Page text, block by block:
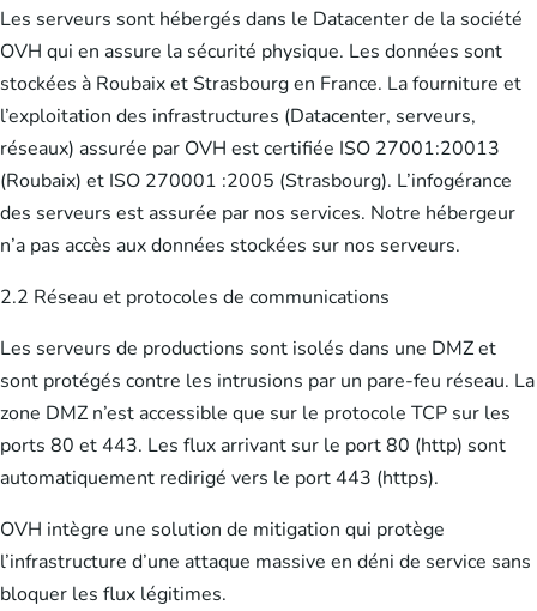
Les serveurs sont hébergés dans le Datacenter de la société
OVH qui en assure la sécurité physique. Les données sont
stockées à Roubaix et Strasbourg en France. La fourniture et
l’exploitation des infrastructures (Datacenter, serveurs,
réseaux) assurée par OVH est certifiée ISO 27001:20013
(Roubaix) et ISO 270001 :2005 (Strasbourg). L’infogérance
des serveurs est assurée par nos services. Notre hébergeur
n’a pas accès aux données stockées sur nos serveurs.
2.2 Réseau et protocoles de communications
Les serveurs de productions sont isolés dans une DMZ et
sont protégés contre les intrusions par un pare-feu réseau. La
zone DMZ n’est accessible que sur le protocole TCP sur les
ports 80 et 443. Les flux arrivant sur le port 80 (http) sont
automatiquement redirigé vers le port 443 (https).
OVH intègre une solution de mitigation qui protège
l’infrastructure d’une attaque massive en déni de service sans
bloquer les flux légitimes.